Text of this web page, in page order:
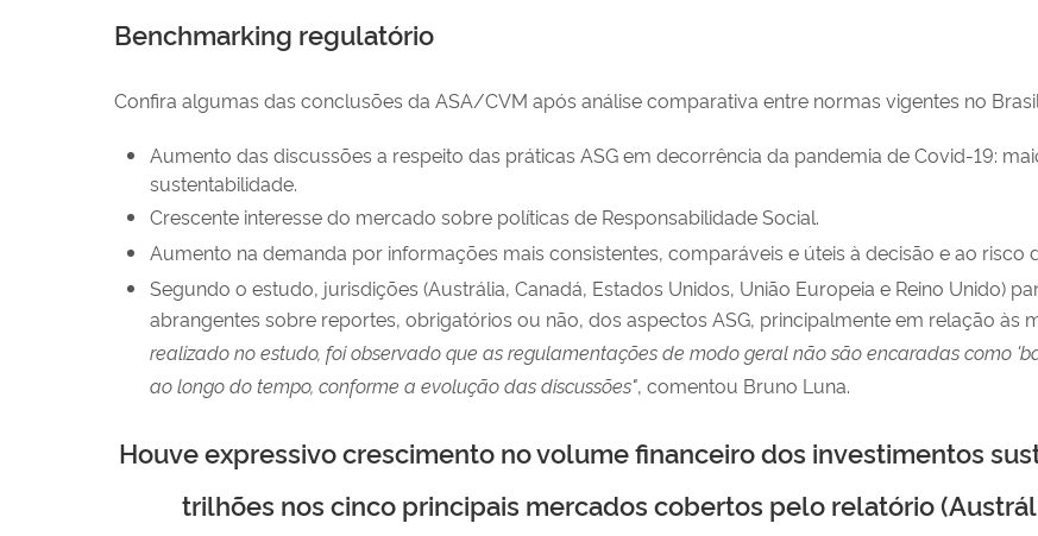
Benchmarking regulatório
Confira algumas das conclusões da ASA/CVM após análise comparativa entre normas vigentes no
Aumento das discussões a respeito das práticas ASG em decorrência da pandemia de Covid-19:
sustentabilidade.
Crescente interesse do mercado sobre políticas de Responsabilidade Social.
Aumento na demanda por informações mais consistentes, comparáveis e úteis à decisão e ao risco
Segundo o estudo, jurisdições (Austrália, Canadá, Estados Unidos, União Europeia e Reino Unido)
abrangentes sobre reportes, obrigatórios ou não, dos aspectos ASG, principalmente em relação às
realizado no estudo, foi observado que as regulamentações de modo geral não são encaradas como
ao longo do tempo, conforme a evolução das discussões", comentou Bruno Luna.
Houve expressivo crescimento no volume financeiro dos investimentos
trilhões nos cinco principais mercados cobertos pelo relatório